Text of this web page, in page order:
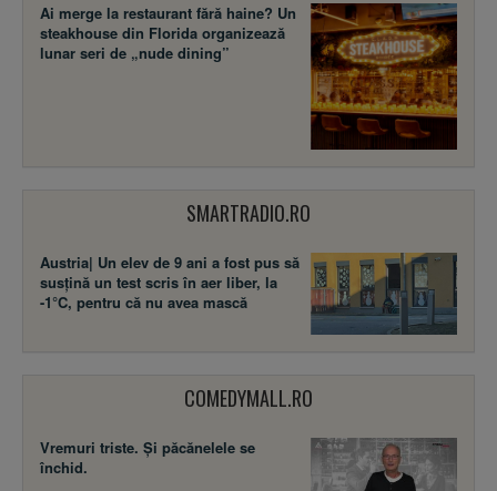
Ai merge la restaurant fără haine? Un
steakhouse din Florida organizează
lunar seri de „nude dining”
SMARTRADIO.RO
Austria| Un elev de 9 ani a fost pus să
susţină un test scris în aer liber, la
-1°C, pentru că nu avea mască
COMEDYMALL.RO
Vremuri triste. Şi păcănelele se
închid.